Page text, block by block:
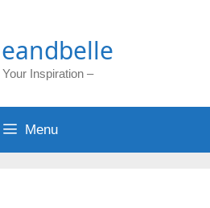
Inspiration –
Menu